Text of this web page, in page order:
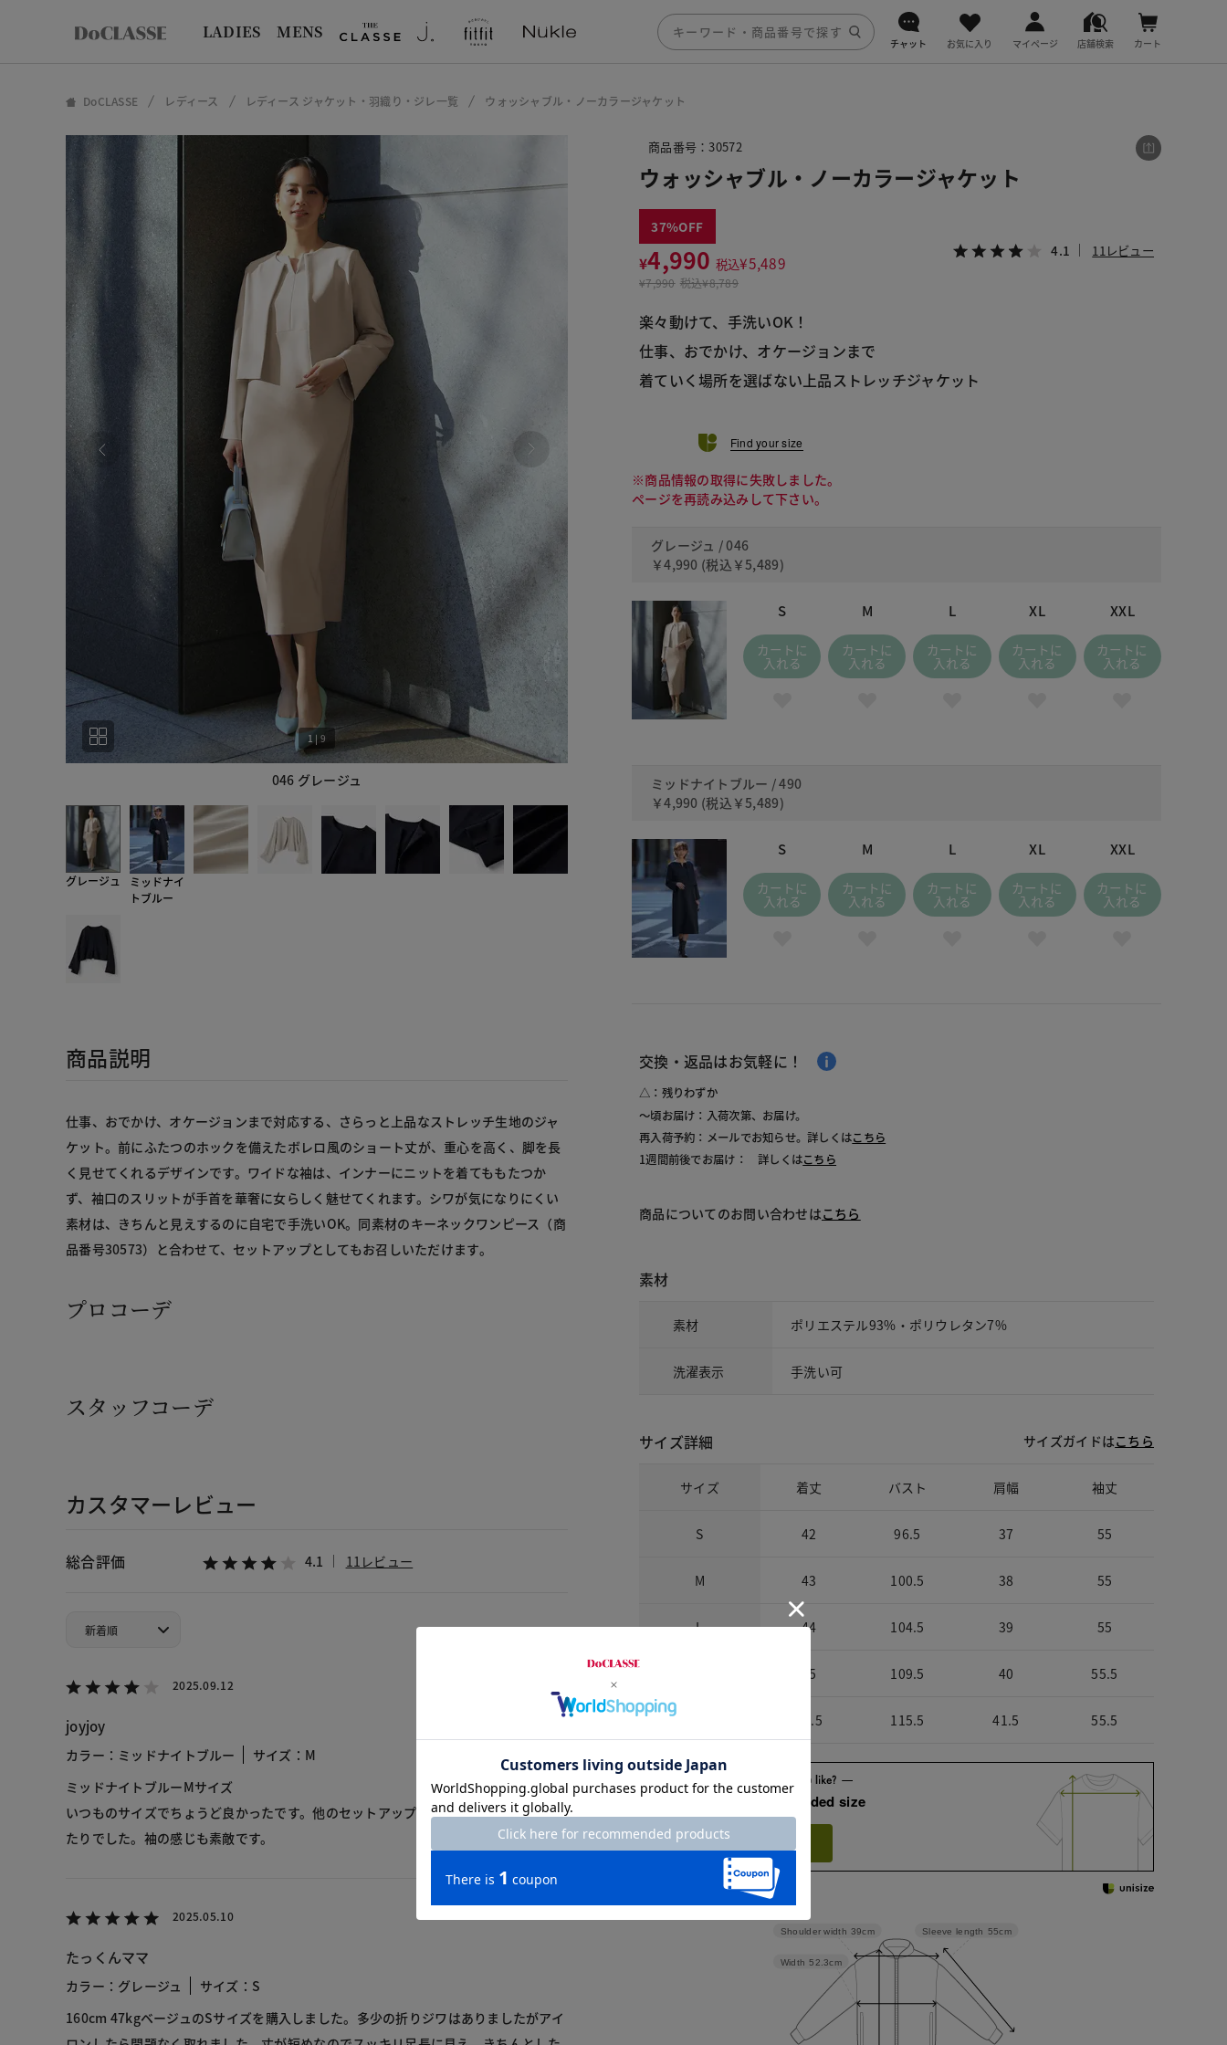
LADIES MENS
チャット お気に入り マイページ 店舗検索 カート
DoCLASSE レディース レディース ジャケット・羽織り・ジレ一覧 ウォッシャブル・ノーカラージャケット
046 グレージュ 490 ミッドナイトブルー
1 | 9
グレージュ
ミッドナイ
トブルー
商品説明
仕事、おでかけ、オケージョンまで対応する、さらっと上品なストレッチ生地のジャ
ケット。前にふたつのホックを備えたボレロ風のショート丈が、重心を高く、脚を長
く見せてくれるデザインです。ワイドな袖は、インナーにニットを着てももたつか
ず、袖口のスリットが手首を華奢に女らしく魅せてくれます。シワが気になりにくい
素材は、きちんと見えするのに自宅で手洗いOK。同素材のキーネックワンピース（商
品番号30573）と合わせて、セットアップとしてもお召しいただけます。
プロコーデ
スタッフコーデ
カスタマーレビュー
総合評価 4.1 11レビュー
2025.09.12
joyjoy
カラー：ミッドナイトブルー
サイズ：M
ミッドナイトブルーMサイズ
いつものサイズでちょうど良かったです。他のセットアップと合わせたのですがぴっ
たりでした。袖の感じも素敵です。
2025.05.10
たっくんママ
カラー：グレージュ
サイズ：S
160cm 47kgベージュのSサイズを購入しました。多少の折りジワはありましたがアイ
商品番号：30572
ウォッシャブル・ノーカラージャケット
37
¥4,990 税込¥5,489
¥7,990 税込¥8,789
4.1 11レビュー
楽々動けて、手洗いOK！
仕事、おでかけ、オケージョンまで
着ていく場所を選ばない上品ストレッチジャケット
Find your size
※商品情報の取得に失敗しました。
ページを再読み込みして下さい。
グレージュ / 046
￥4,990 (税込 ￥5,489)
S
カートに
入れる
M
カートに
入れる
L
カートに
入れる
XL
カートに
入れる
XXL
カートに
入れる
ミッドナイトブルー / 490
￥4,990 (税込 ￥5,489)
S
カートに
入れる
M
カートに
入れる
L
カートに
入れる
XL
カートに
入れる
XXL
カートに
入れる
交換・返品はお気軽に！
△：残りわずか
～頃お届け：入荷次第、お届け。
再入荷予約：メールでお知らせ。詳しくはこちら
1週間前後でお届け： 詳しくはこちら
商品についてのお問い合わせはこちら
素材
素材 ポリエステル93%・ポリウレタン7%
洗濯表示 手洗い可
サイズ詳細 サイズガイドはこちら
サイズ 着丈 バスト 肩幅 袖丈
S 42 96.5 37 55
M 43 100.5 38 55
L 44 104.5 39 55
45 109.5 40 55.5
45.5 115.5 41.5 55.5
Check the recommended size
Try this item on
Sleeve length 55cm
Width 52.3cm
Shoulder width 39cm